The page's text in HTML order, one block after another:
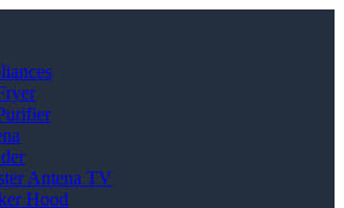
Antena TV
Hood